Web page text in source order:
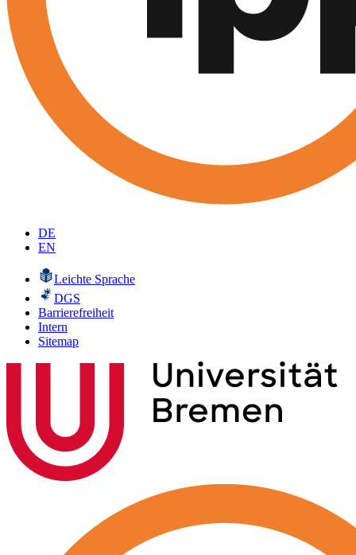
DE
EN
Leichte Sprache
DGS
Barrierefreiheit
Intern
Sitemap